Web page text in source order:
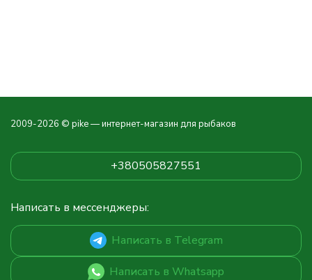
2009-2026 © pike — интернет-магазин для рыбаков
+380505827551
Написать в мессенджеры:
Написать в Telegram
Написать в Whatsapp